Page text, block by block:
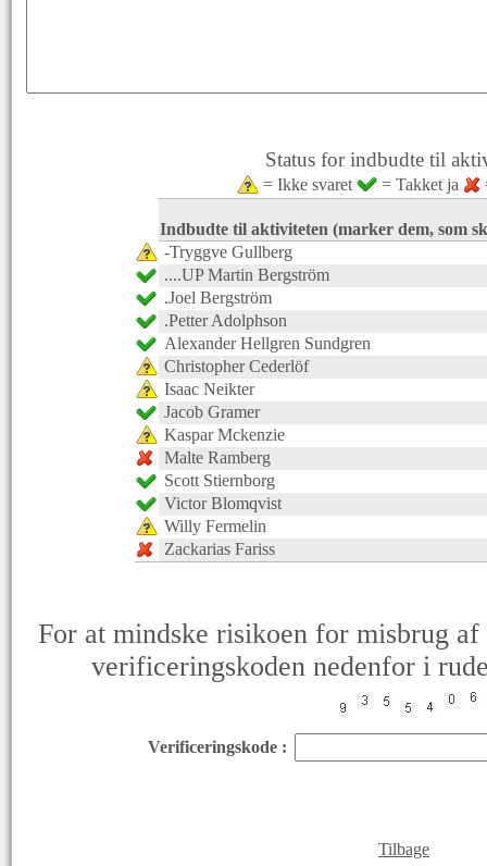
Status for indbudte til
= Ikke svaret = Takket ja
Indbudte til aktiviteten (marker dem, som
-Tryggve Gullberg
....UP Martin Bergström
.Joel Bergström
.Petter Adolphson
Alexander Hellgren Sundgren
Christopher Cederlöf
Isaac Neikter
Jacob Gramer
Kaspar Mckenzie
Malte Ramberg
Scott Stiernborg
Victor Blomqvist
Willy Fermelin
Zackarias Fariss
For at mindske risikoen for misbrug af
verificeringskoden nedenfor i
Verificeringskode :
Tilbage